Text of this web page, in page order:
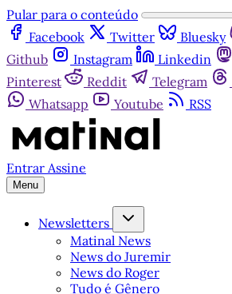
Pular para o conteúdo
Facebook
Twitter Bluesky
Github
Instagram Linkedin
Pinterest
Reddit Telegram
Whatsapp
Youtube RSS
Entrar Assine
Menu
Newsletters
Matinal News
News do Juremir
News do Roger
Tudo é Gênero